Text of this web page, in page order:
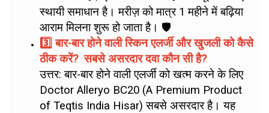
स्थायी समाधान है। मरीज़ को मात्र 1 महीने में बढ़िया
आराम मिलना शुरू हो जाता है। 🛡️
3️⃣ बार-बार होने वाली स्किन एलर्जी और खुजली को कैसे
ठीक करें? सबसे असरदार दवा कौन सी है?
उत्तर: बार-बार होने वाली एलर्जी को खत्म करने के लिए
Doctor Alleryo BC20 (A Premium Product
of Teqtis India Hisar) सबसे असरदार है। यह